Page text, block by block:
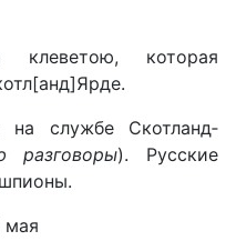
которая
на службе Скотланд­
разговоры). Русские
мая